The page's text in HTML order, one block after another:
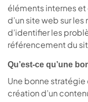
éléments internes
d’un site web sur
d’identifier les
référencement du
Qu’est-ce qu’une
Une bonne
création d’un